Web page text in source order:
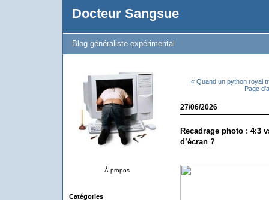
Docteur Sangsue
Blog généraliste expérimental
À propos
Catégories
« Quand un python royal
Page
27/06/2026
Recadrage photo : 4:3
d’écran ?